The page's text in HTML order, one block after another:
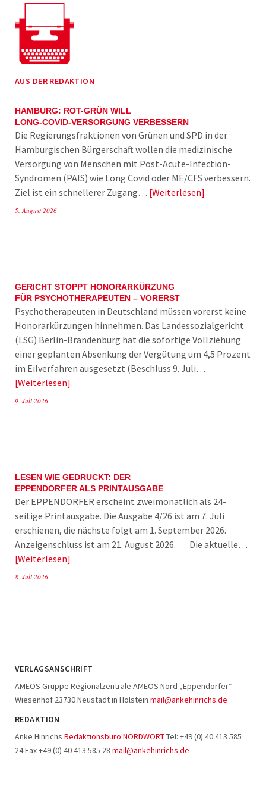
AUS DER REDAKTION
HAMBURG: ROT-GRÜN WILL
LONG-COVID-VERSORGUNG VERBESSERN
Die Regierungsfraktionen von Grünen und SPD in der
Hamburgischen Bürgerschaft wollen die medizinische
Versorgung von Menschen mit Post-Acute-Infection-
Syndromen (PAIS) wie Long Covid oder ME/CFS verbessern.
Ziel ist ein schnellerer Zugang… Weiterlesen
5. August 2026
GERICHT STOPPT HONORARKÜRZUNG
FÜR PSYCHOTHERAPEUTEN – VORERST
Psychotherapeuten in Deutschland müssen vorerst keine
Honorarkürzungen hinnehmen. Das Landessozialgericht
(LSG) Berlin-Brandenburg hat die sofortige Vollziehung
einer geplanten Absenkung der Vergütung um 4,5 Prozent
im Eilverfahren ausgesetzt (Beschluss 9. Juli…
Weiterlesen
9. Juli 2026
LESEN WIE GEDRUCKT: DER
EPPENDORFER ALS PRINTAUSGABE
Der EPPENDORFER erscheint zweimonatlich als 24-
seitige Printausgabe. Die Ausgabe 4/26 ist am 7. Juli
erschienen, die nächste folgt am 1. September 2026.
Anzeigenschluss ist am 21. August 2026. Die aktuelle…
Weiterlesen
8. Juli 2026
VERLAGSANSCHRIFT
AMEOS Gruppe Regionalzentrale AMEOS Nord „Eppendorfer“
Wiesenhof 23730 Neustadt in Holstein mail@ankehinrichs.de
REDAKTION
Anke Hinrichs Redaktionsbüro NORDWORTTel: +49 (0) 40 413 585
24 Fax +49 (0) 40 413 585 28 mail@ankehinrichs.de